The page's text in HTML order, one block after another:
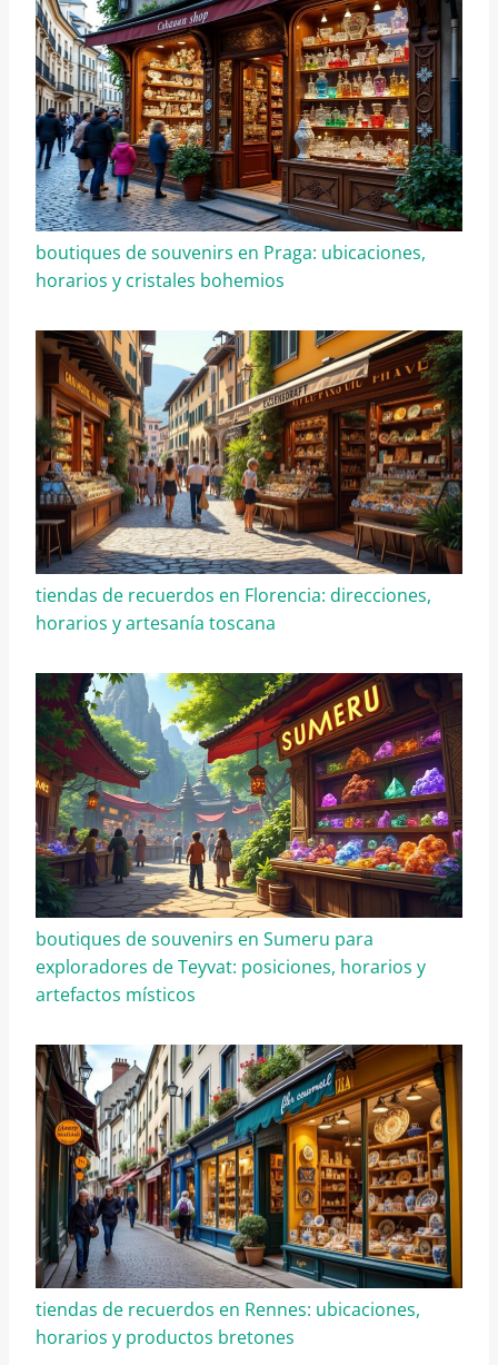
boutiques de souvenirs en Praga: ubicaciones,
horarios y cristales bohemios
tiendas de recuerdos en Florencia: direcciones,
horarios y artesanía toscana
boutiques de souvenirs en Sumeru para
exploradores de Teyvat: posiciones, horarios y
artefactos místicos
tiendas de recuerdos en Rennes: ubicaciones,
horarios y productos bretones